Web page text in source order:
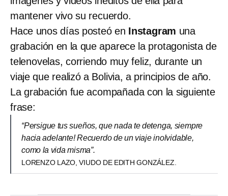
mantener vivo su recuerdo.
Hace unos días posteó en Instagram una
grabación en la que aparece la protagonista de
telenovelas, corriendo muy feliz, durante un
viaje que realizó a Bolivia, a principios de año.
La grabación fue acompañada con la siguiente
frase:
“Persigue tus sueños, que nada te detenga, siempre
hacia adelante! Recuerdo de un viaje inolvidable,
como la vida misma”.
LORENZO LAZO, VIUDO DE EDITH GONZÁLEZ.